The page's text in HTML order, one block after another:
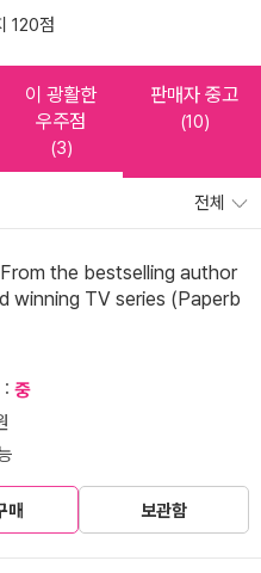
120점
이 광활한
우주점
(3)
판매자 중고
(10)
전체
the bestselling author
winning TV series (Paperb
중
매 보관함